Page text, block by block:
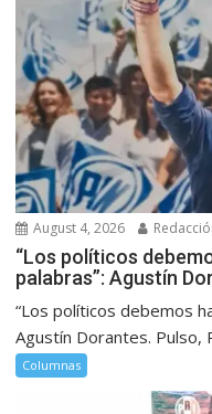
August 4, 2026
“Los políticos
palabras”: Agustín
“Los políticos debemos
Agustín Dorantes. Pulso,
Columnas